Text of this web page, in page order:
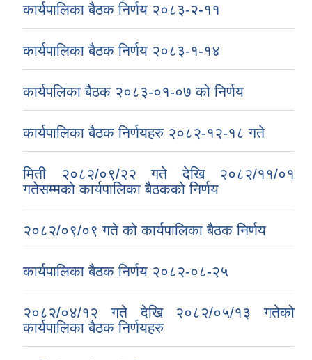
कार्यपालिका बैठक निर्णय २०८३-२-११
कार्यपालिका बैठक निर्णय २०८३-१-१४
कार्यपलिका बैठक २०८३-०१-०७ को निर्णय
कार्यपालिका बैठक निर्णयहरु २०८२-१२-१८ गते
मिती २०८२/०९/२२ गते देखि २०८२/११/०१
गतेसम्मको कार्यपालिका बैठकको निर्णय
२०८२/०९/०९ गते को कार्यपालिका बैठक निर्णय
कार्यपालिका बैठक निर्णय २०८२-०८-२५
२०८२/०४/१२ गते देखि २०८२/०५/१३ गतेको
कार्यपालिका बैठक निर्णयहरु